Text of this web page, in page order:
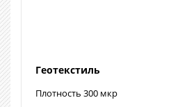
Геотекстиль
Плотность 300 мкр